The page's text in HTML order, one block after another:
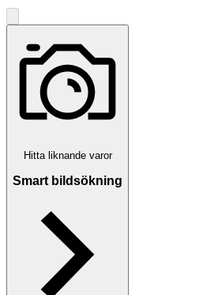
Hitta liknande varor
Smart bildsökning